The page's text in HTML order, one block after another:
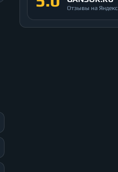
Отзывы на Яндекс